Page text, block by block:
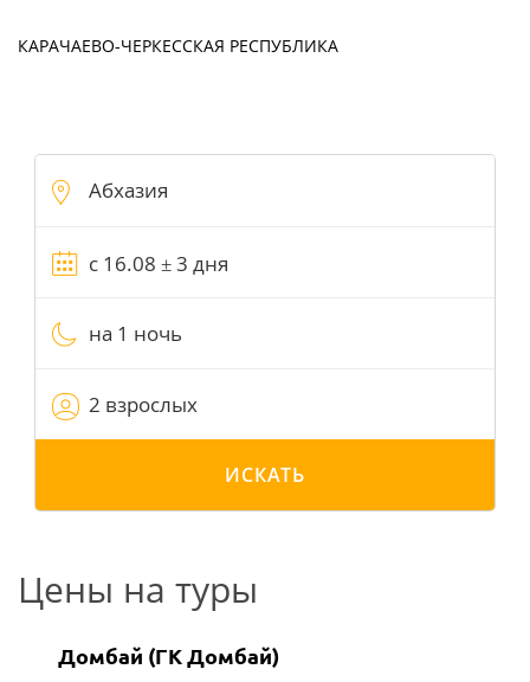
КАРАЧАЕВО-ЧЕРКЕССКАЯ РЕСПУБЛИКА
на 1 ночь
2 взрослых
ИСКАТЬ
Цены на туры
Домбай (ГК Домбай)